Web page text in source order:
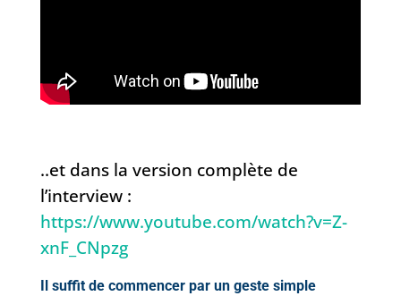
..et dans la version complète de
l’interview :
https://www.youtube.com/watch?v=Z-
xnF_CNpzg
Il suffit de commencer par un geste simple